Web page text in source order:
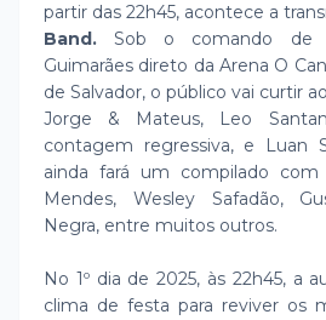
partir das 22h45, acontece a
Band. Sob o comando de
Guimarães direto da Arena O
de Salvador, o público vai curtir
Jorge & Mateus, Leo
contagem regressiva, e Luan
ainda fará um compilado
Mendes, Wesley Safadão,
Negra, entre muitos outros.
No 1º dia de 2025, às 22h45, a
clima de festa para reviver os